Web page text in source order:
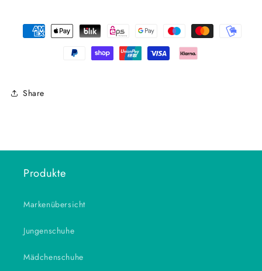
Zahlungsmethoden
Share
Produkte
Markenübersicht
Jungenschuhe
Mädchenschuhe